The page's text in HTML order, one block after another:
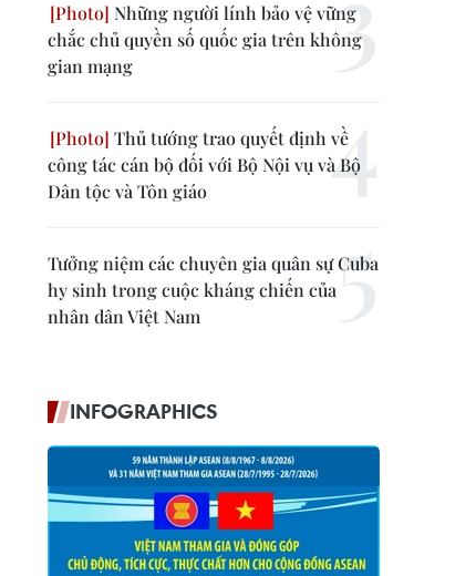
Những người lính bảo vệ vững
chắc chủ quyền số quốc gia trên không
gian mạng
Thủ tướng trao quyết định về
công tác cán bộ đối với Bộ Nội vụ và Bộ
Dân tộc và Tôn giáo
Tưởng niệm các chuyên gia quân sự Cuba
hy sinh trong cuộc kháng chiến của
nhân dân Việt Nam
INFOGRAPHICS